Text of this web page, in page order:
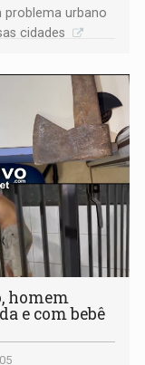
problema urbano
cidades
homem
e com bebê